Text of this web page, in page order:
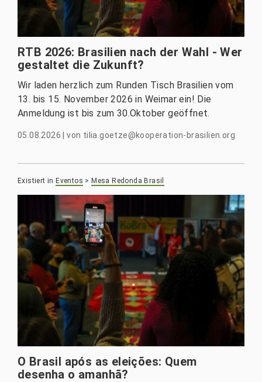
RTB 2026: Brasilien nach der Wahl - Wer
gestaltet die Zukunft?
Wir laden herzlich zum Runden Tisch Brasilien vom
13. bis 15. November 2026 in Weimar ein! Die
Anmeldung ist bis zum 30.Oktober geöffnet.
05.08.2026 |von tilia.goetze@kooperation-brasilien.org
Existiert in Eventos > Mesa Redonda Brasil
O Brasil após as eleições: Quem
desenha o amanhã?